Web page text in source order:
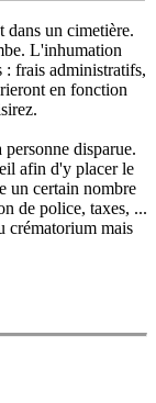
dans un cimetière.
L'inhumation
: frais administratifs,
en fonction
disparue.
afin d'y placer le
un certain nombre
de police, taxes, ...
crématorium mais